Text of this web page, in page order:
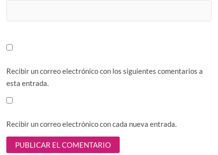
Recibir un correo electrónico con los siguientes comentarios a
esta entrada.
Recibir un correo electrónico con cada nueva entrada.